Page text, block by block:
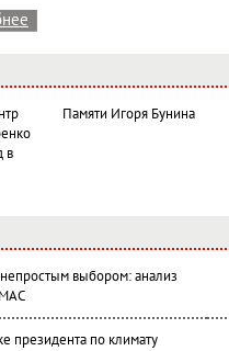
в
Памяти Игоря Бунина
выбором: анализ
президента по климату